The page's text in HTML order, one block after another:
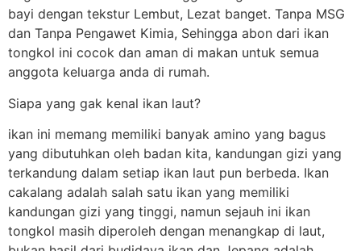
bayi dengan tekstur Lembut, Lezat banget. Tanpa MSG
dan Tanpa Pengawet Kimia, Sehingga abon dari ikan
tongkol ini cocok dan aman di makan untuk semua
anggota keluarga anda di rumah.
Siapa yang gak kenal ikan laut?
ikan ini memang memiliki banyak amino yang bagus
yang dibutuhkan oleh badan kita, kandungan gizi yang
terkandung dalam setiap ikan laut pun berbeda. Ikan
cakalang adalah salah satu ikan yang memiliki
kandungan gizi yang tinggi, namun sejauh ini ikan
tongkol masih diperoleh dengan menangkap di laut,